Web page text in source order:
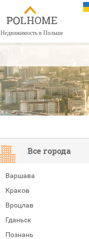
Недвижимость в Польше
Все города
Варшава
Краков
Вроцлав
Гданьск
Познань